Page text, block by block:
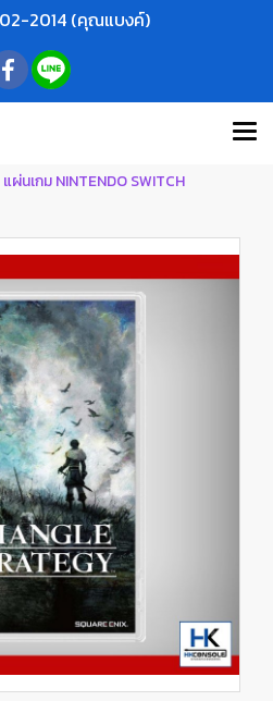
2014 (คุณแบงค์)
แผ่นเกม NINTENDO SWITCH